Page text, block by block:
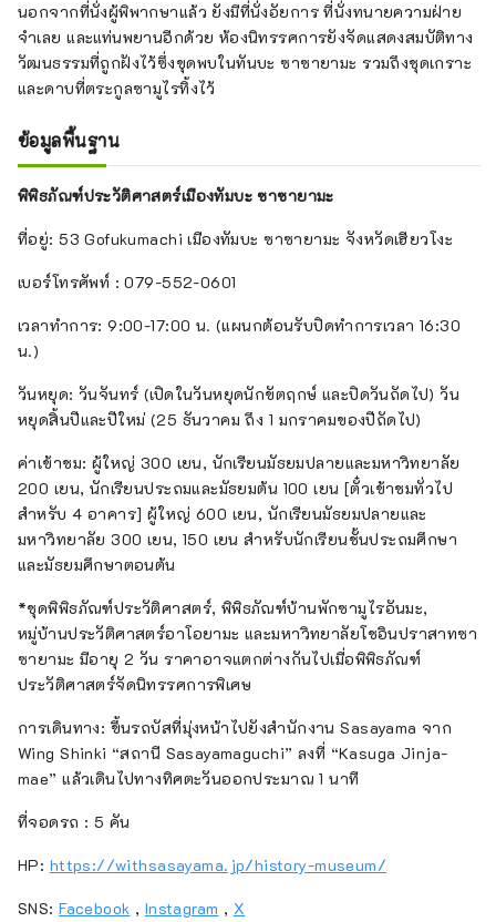
นอกจากที่นั่งผู้พิพากษาแล้ว ยังมีที่นั่งอัยการ ที่นั่งทนายความฝ่าย
จำเลย และแท่นพยานอีกด้วย ห้องนิทรรศการยังจัดแสดงสมบัติทาง
วัฒนธรรมที่ถูกฝังไว้ซึ่งขุดพบในทันบะ ซาซายามะ รวมถึงชุดเกราะ
และดาบที่ตระกูลซามูไรทิ้งไว้
ข้อมูลพื้นฐาน
พิพิธภัณฑ์ประวัติศาสตร์เมืองทัมบะ ซาซายามะ
ที่อยู่: 53 Gofukumachi เมืองทัมบะ ซาซายามะ จังหวัดเฮียวโงะ
เบอร์โทรศัพท์ : 079-552-0601
เวลาทำการ: 9:00-17:00 น. (แผนกต้อนรับปิดทำการเวลา 16:30
น.)
วันหยุด: วันจันทร์ (เปิดในวันหยุดนักขัตฤกษ์ และปิดวันถัดไป) วัน
หยุดสิ้นปีและปีใหม่ (25 ธันวาคม ถึง 1 มกราคมของปีถัดไป)
ค่าเข้าชม: ผู้ใหญ่ 300 เยน, นักเรียนมัธยมปลายและมหาวิทยาลัย
200 เยน, นักเรียนประถมและมัธยมต้น 100 เยน [ตั๋วเข้าชมทั่วไป
สำหรับ 4 อาคาร] ผู้ใหญ่ 600 เยน, นักเรียนมัธยมปลายและ
มหาวิทยาลัย 300 เยน, 150 เยน สำหรับนักเรียนชั้นประถมศึกษา
และมัธยมศึกษาตอนต้น
*ชุดพิพิธภัณฑ์ประวัติศาสตร์, พิพิธภัณฑ์บ้านพักซามูไรอันมะ,
หมู่บ้านประวัติศาสตร์อาโอยามะ และมหาวิทยาลัยโชอินปราสาทซา
ซายามะ มีอายุ 2 วัน ราคาอาจแตกต่างกันไปเมื่อพิพิธภัณฑ์
ประวัติศาสตร์จัดนิทรรศการพิเศษ
การเดินทาง: ขึ้นรถบัสที่มุ่งหน้าไปยังสำนักงาน Sasayama จาก
Wing Shinki “สถานี Sasayamaguchi” ลงที่ “Kasuga Jinja-
mae” แล้วเดินไปทางทิศตะวันออกประมาณ 1 นาที
ที่จอดรถ : 5 คัน
HP: https://withsasayama.jp/history-museum/
SNS:Facebook , Instagram , X